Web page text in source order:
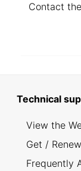
Contact
Technical
View the
Get /
Frequently